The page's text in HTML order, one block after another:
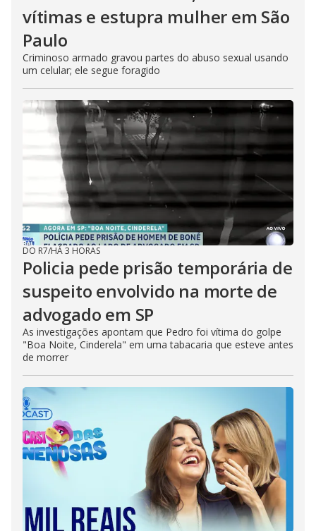
vítimas e estupra mulher em São
Paulo
Criminoso armado gravou partes do abuso sexual usando
um celular; ele segue foragido
DO R7/HÁ 3 HORAS
Policia pede prisão temporária de
suspeito envolvido na morte de
advogado em SP
As investigações apontam que Pedro foi vítima do golpe
"Boa Noite, Cinderela" em uma tabacaria que esteve antes
de morrer